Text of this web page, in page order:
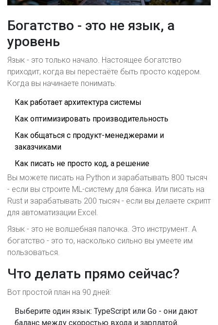
Богатство - это не язык, а
уровень
Язык - это только начало. Настоящее богатство
приходит, когда вы перестаёте быть просто кодером.
Когда вы начинаете понимать:
Как работает архитектура системы
Как оптимизировать производительность
Как общаться с продукт-менеджерами и
заказчиками
Как писать не просто код, а решение
Вы можете писать на Python и зарабатывать 800 тысяч
- если вы строите ML-систему для банка. Или писать на
Rust и зарабатывать 200 тысяч - если вы делаете скрипт
для автоматизации Excel.
Язык - это не волшебная палочка. Это инструмент. А
богатство - это то, насколько сильно вы умеете им
пользоваться.
Что делать прямо сейчас?
Вот простой план на 90 дней:
Выберите один язык: TypeScript или Go - они дают
баланс между скоростью входа и зарплатой.